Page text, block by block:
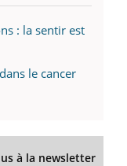
: la sentir est
le cancer
à la newsletter